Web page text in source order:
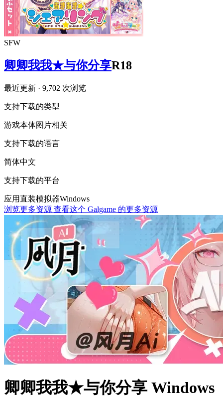
SFW
卿卿我我★与你分享R18
最近更新 · 9,702 次浏览
支持下载的类型
游戏本体图片相关
支持下载的语言
简体中文
支持下载的平台
应用直装模拟器Windows
浏览更多资源 查看这个 Galgame 的更多资源
卿卿我我★与你分享 Windows